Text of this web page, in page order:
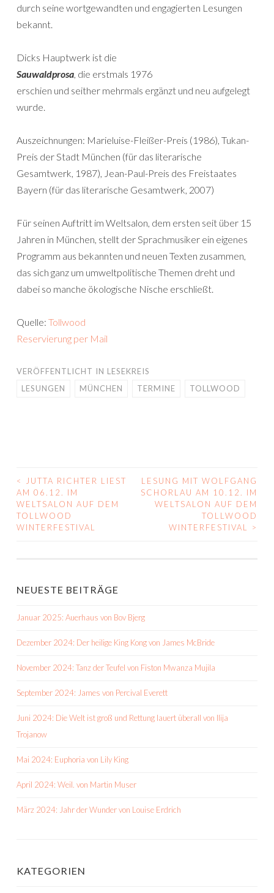
durch seine wortgewandten und engagierten Lesungen
bekannt.
Dicks Hauptwerk ist die
Sauwaldprosa, die erstmals 1976
erschien und seither mehrmals ergänzt und neu aufgelegt
wurde.
Auszeichnungen: Marieluise-Fleißer-Preis (1986), Tukan-
Preis der Stadt München (für das literarische
Gesamtwerk, 1987), Jean-Paul-Preis des Freistaates
Bayern (für das literarische Gesamtwerk, 2007)
Für seinen Auftritt im Weltsalon, dem ersten seit über 15
Jahren in München, stellt der Sprachmusiker ein eigenes
Programm aus bekannten und neuen Texten zusammen,
das sich ganz um umweltpolitische Themen dreht und
dabei so manche ökologische Nische erschließt.
Quelle: Tollwood
Reservierung per Mail
VERÖFFENTLICHT IN LESEKREIS
LESUNGEN
MÜNCHEN TERMINE TOLLWOOD
BEITRAGS-
NAVIGATION
<
JUTTA RICHTER LIEST
AM 06.12. IM
WELTSALON AUF DEM
TOLLWOOD
WINTERFESTIVAL
LESUNG MIT WOLFGANG
SCHORLAU AM 10.12. IM
WELTSALON AUF DEM
TOLLWOOD
WINTERFESTIVAL
>
NEUESTE BEITRÄGE
Januar 2025: Auerhaus von Bov Bjerg
Dezember 2024: Der heilige King Kong von James McBride
November 2024: Tanz der Teufel von Fiston Mwanza Mujila
September 2024: James von Percival Everett
Juni 2024: Die Welt ist groß und Rettung lauert überall von Ilija
Trojanow
Mai 2024: Euphoria von Lily King
April 2024: Weil. von Martin Muser
März 2024: Jahr der Wunder von Louise Erdrich
KATEGORIEN